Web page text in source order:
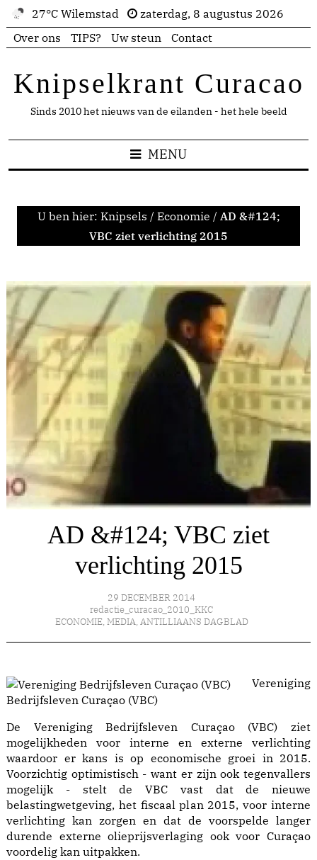
27°C Wilemstad
zaterdag, 8 augustus 2026
Over ons
TIPS? Uw steun Contact
Knipselkrant Curacao
Sinds 2010 het nieuws van de eilanden - het hele beeld
MENU
U ben hier: Knipsels / Economie / AD &#124;
VBC ziet verlichting 2015
AD &#124; VBC ziet
verlichting 2015
29 DECEMBER 2014
redactie_curacao_2010_KKC
ECONOMIE, MEDIA, ANTILLIAANS DAGBLAD
Vereniging
Bedrijfsleven Curaçao (VBC)
De Vereniging Bedrijfsleven Curaçao (VBC) ziet
mogelijkheden voor interne en externe verlichting
waardoor er kans is op economische groei in 2015.
Voorzichtig optimistisch - want er zijn ook tegenvallers
mogelijk - stelt de VBC vast dat de nieuwe
belastingwetgeving, het fiscaal plan 2015, voor interne
verlichting kan zorgen en dat de voorspelde langer
durende externe olieprijsverlaging ook voor Curaçao
voordelig kan uitpakken.